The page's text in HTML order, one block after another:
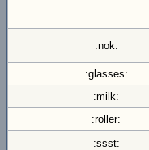
:nok:
:glasses:
:milk:
:roller:
:ssst: